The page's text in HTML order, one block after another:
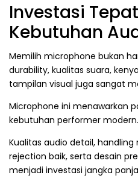
Investasi
Kebutuhan
Memilih microphone bukan
durability, kualitas suara,
tampilan visual juga sangat
Microphone ini menawarkan
kebutuhan performer modern.
Kualitas audio detail,
rejection baik, serta desain
menjadi investasi jangka